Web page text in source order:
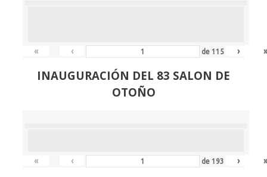
« ‹ de115 ›
INAUGURACIÓN DEL 83 SALON DE
OTOÑO
« ‹ de193 ›